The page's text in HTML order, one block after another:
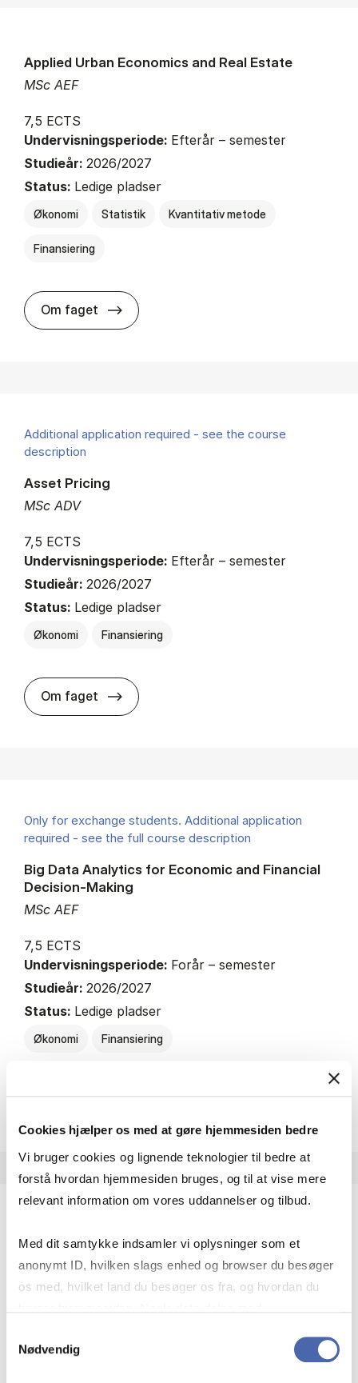
Cookies hjælper os med at gøre hjemmesiden bedre
Vi bruger cookies og lignende teknologier til bedre at
forstå hvordan hjemmesiden bruges, og til at vise mere
relevant information om vores uddannelser og tilbud.
Med dit samtykke indsamler vi oplysninger som et
anonymt ID, hvilken slags enhed og browser du besøger
os med, hvilket land du besøger os fra, og hvordan du
markedsføring. Du bestemmer selv - og kan altid trække
Nødvendig
MSc AEF
Applied Urban Economics and Real Estate
7,5 ECTS
Undervisningsperiode: Efterår – semester
Studieår: 2026/2027
Status: Ledige pladser
Økonomi Statistik Kvantitativ metode
Finansiering
Om faget about
Additional application required - see the course
description
MSc ADV
Asset Pricing
7,5 ECTS
Undervisningsperiode: Efterår – semester
Studieår: 2026/2027
Status: Ledige pladser
Økonomi Finansiering
Om faget about
Only for exchange students. Additional application
required - see the full course description
MSc AEF
Big Data Analytics for Economic and Financial
Decision-Making
7,5 ECTS
Undervisningsperiode: Forår – semester
Studieår: 2026/2027
Status: Ledige pladser
Økonomi Finansiering
Om faget about
required - see the course description
MSc AEF
Capital Market Theory
Undervisningsperiode: